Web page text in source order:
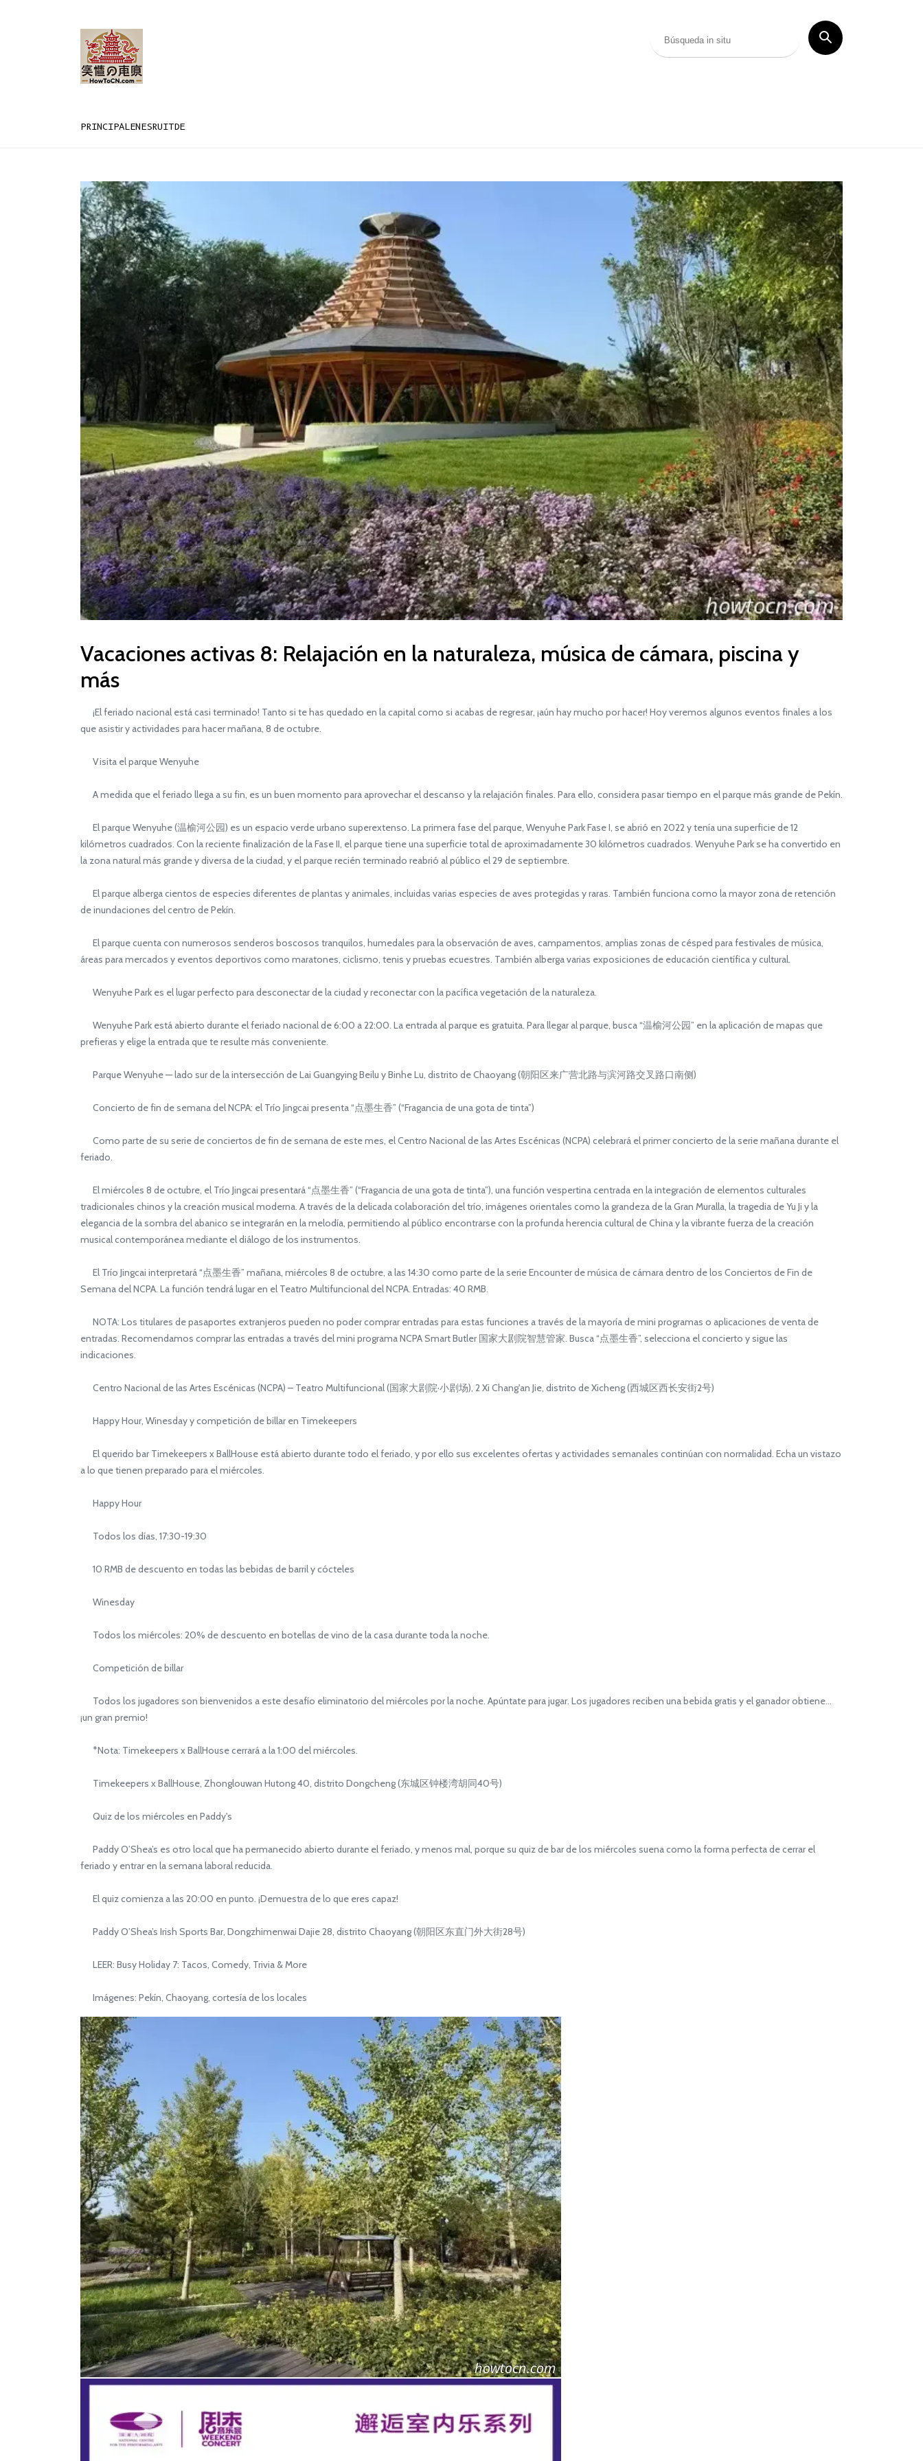
PRINCIPAL ENESRUITDE
Vacaciones activas 8: Relajación en la naturaleza, música de cámara, piscina y
más
¡El feriado nacional está casi terminado! Tanto si te has quedado en la capital como si acabas de regresar, ¡aún hay mucho por hacer! Hoy veremos algunos eventos finales a los
que asistir y actividades para hacer mañana, 8 de octubre.
Visita el parque Wenyuhe
A medida que el feriado llega a su fin, es un buen momento para aprovechar el descanso y la relajación finales. Para ello, considera pasar tiempo en el parque más grande de Pekín.
El parque Wenyuhe (温榆河公园) es un espacio verde urbano superextenso. La primera fase del parque, Wenyuhe Park Fase I, se abrió en 2022 y tenía una superficie de 12
kilómetros cuadrados. Con la reciente finalización de la Fase II, el parque tiene una superficie total de aproximadamente 30 kilómetros cuadrados. Wenyuhe Park se ha convertido en
la zona natural más grande y diversa de la ciudad, y el parque recién terminado reabrió al público el 29 de septiembre.
El parque alberga cientos de especies diferentes de plantas y animales, incluidas varias especies de aves protegidas y raras. También funciona como la mayor zona de retención
de inundaciones del centro de Pekín.
El parque cuenta con numerosos senderos boscosos tranquilos, humedales para la observación de aves, campamentos, amplias zonas de césped para festivales de música,
áreas para mercados y eventos deportivos como maratones, ciclismo, tenis y pruebas ecuestres. También alberga varias exposiciones de educación científica y cultural.
Wenyuhe Park es el lugar perfecto para desconectar de la ciudad y reconectar con la pacífica vegetación de la naturaleza.
Wenyuhe Park está abierto durante el feriado nacional de 6:00 a 22:00. La entrada al parque es gratuita. Para llegar al parque, busca “温榆河公园” en la aplicación de mapas que
prefieras y elige la entrada que te resulte más conveniente.
Parque Wenyuhe — lado sur de la intersección de Lai Guangying Beilu y Binhe Lu, distrito de Chaoyang (朝阳区来广营北路与滨河路交叉路口南侧)
Concierto de fin de semana del NCPA: el Trío Jingcai presenta “点墨生香” (“Fragancia de una gota de tinta”)
Como parte de su serie de conciertos de fin de semana de este mes, el Centro Nacional de las Artes Escénicas (NCPA) celebrará el primer concierto de la serie mañana durante el
feriado.
El miércoles 8 de octubre, el Trío Jingcai presentará “点墨生香” (“Fragancia de una gota de tinta”), una función vespertina centrada en la integración de elementos culturales
tradicionales chinos y la creación musical moderna. A través de la delicada colaboración del trío, imágenes orientales como la grandeza de la Gran Muralla, la tragedia de Yu Ji y la
elegancia de la sombra del abanico se integrarán en la melodía, permitiendo al público encontrarse con la profunda herencia cultural de China y la vibrante fuerza de la creación
musical contemporánea mediante el diálogo de los instrumentos.
El Trío Jingcai interpretará “点墨生香” mañana, miércoles 8 de octubre, a las 14:30 como parte de la serie Encounter de música de cámara dentro de los Conciertos de Fin de
Semana del NCPA. La función tendrá lugar en el Teatro Multifuncional del NCPA. Entradas: 40 RMB.
NOTA: Los titulares de pasaportes extranjeros pueden no poder comprar entradas para estas funciones a través de la mayoría de mini programas o aplicaciones de venta de
entradas. Recomendamos comprar las entradas a través del mini programa NCPA Smart Butler 国家大剧院智慧管家. Busca “点墨生香”, selecciona el concierto y sigue las
indicaciones.
Centro Nacional de las Artes Escénicas (NCPA) – Teatro Multifuncional (国家大剧院·小剧场), 2 Xi Chang'an Jie, distrito de Xicheng (西城区西长安街2号)
Happy Hour, Winesday y competición de billar en Timekeepers
El querido bar Timekeepers x BallHouse está abierto durante todo el feriado, y por ello sus excelentes ofertas y actividades semanales continúan con normalidad. Echa un vistazo
a lo que tienen preparado para el miércoles.
Happy Hour
Todos los días, 17:30-19:30
10 RMB de descuento en todas las bebidas de barril y cócteles
Winesday
Todos los miércoles: 20% de descuento en botellas de vino de la casa durante toda la noche.
Competición de billar
Todos los jugadores son bienvenidos a este desafío eliminatorio del miércoles por la noche. Apúntate para jugar. Los jugadores reciben una bebida gratis y el ganador obtiene…
¡un gran premio!
*Nota: Timekeepers x BallHouse cerrará a la 1:00 del miércoles.
Timekeepers x BallHouse, Zhonglouwan Hutong 40, distrito Dongcheng (东城区钟楼湾胡同40号)
Quiz de los miércoles en Paddy's
Paddy O’Shea’s es otro local que ha permanecido abierto durante el feriado, y menos mal, porque su quiz de bar de los miércoles suena como la forma perfecta de cerrar el
feriado y entrar en la semana laboral reducida.
El quiz comienza a las 20:00 en punto. ¡Demuestra de lo que eres capaz!
Paddy O’Shea’s Irish Sports Bar, Dongzhimenwai Dajie 28, distrito Chaoyang (朝阳区东直门外大街28号)
LEER: Busy Holiday 7: Tacos, Comedy, Trivia & More
Imágenes: Pekín, Chaoyang, cortesía de los locales